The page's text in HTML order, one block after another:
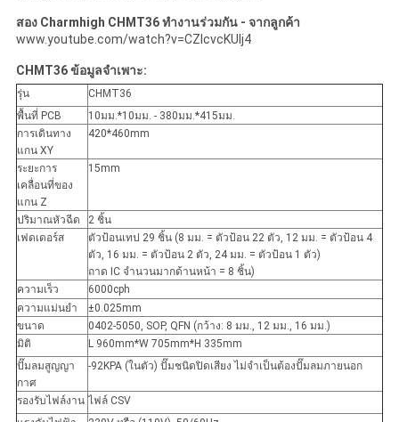
สอง Charmhigh CHMT36 ทำงานร่วมกัน - จากลูกค้า
www.youtube.com/watch?v=CZIcvcKUIj4
CHMT36 ข้อมูลจำเพาะ:
รุ่น
CHMT36
พื้นที่ PCB
10มม.*10มม. - 380มม.*415มม.
การเดินทาง
แกน XY
420*460mm
ระยะการ
เคลื่อนที่ของ
แกน Z
15mm
ปริมาณหัวฉีด
2 ชิ้น
เฟดเดอร์ส
ตัวป้อนเทป 29 ชิ้น (8 มม. = ตัวป้อน 22 ตัว, 12 มม. = ตัวป้อน 4
ตัว, 16 มม. = ตัวป้อน 2 ตัว, 24 มม. = ตัวป้อน 1 ตัว)
ถาด IC จำนวนมากด้านหน้า = 8 ชิ้น)
ความเร็ว
6000cph
ความแม่นยำ
±0.025mm
ขนาด
0402-5050, SOP, QFN (กว้าง: 8 มม., 12 มม., 16 มม.)
มิติ
L 960mm*W 705mm*H 335mm
ปั๊มลมสูญญา
กาศ
-92KPA (ในตัว) ปั๊มชนิดปิดเสียง ไม่จำเป็นต้องปั๊มลมภายนอก
รองรับไฟล์งาน ไฟล์ CSV